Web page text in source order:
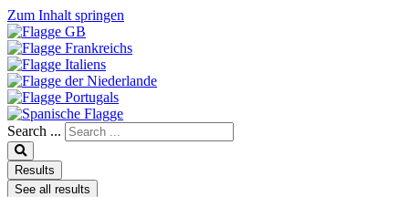
Zum Inhalt springen
Search ...
Results
See all results